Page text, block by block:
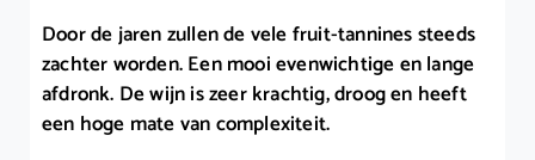
Door de jaren zullen de vele fruit-tannines steeds
zachter worden. Een mooi evenwichtige en lange
afdronk. De wijn is zeer krachtig, droog en heeft
een hoge mate van complexiteit.